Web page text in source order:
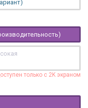
только с 2K экраном